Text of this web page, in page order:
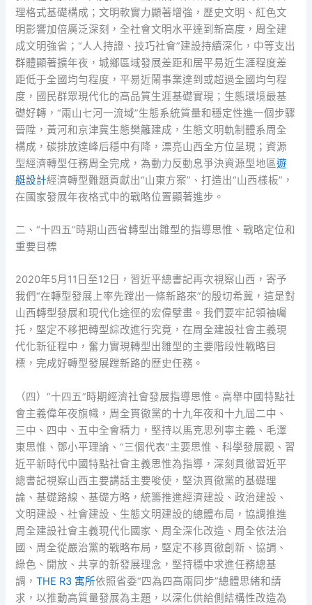
理格式基礎構成；文明軟實力顯著增強，歷史文明、紅色文
明影響加倍廣泛深刻，全社會文明水平達到新高度，周全建
成文明強省；“人人持證、技巧社會”建設持續深化，中等支出
群體顯著擴年夜，城鄉區域發展差距和居平易近生涯程度差
距低于全國均勻程度，平易近鬧事業達到或超過全國均勻程
度，國民群眾現代化的高品質生涯基礎實現；生態環境最基
礎好轉，“兩山七河一流域”生態系統質量和穩定性進一個步驟
晉陞，黃河和京津冀生態樊籬建成，生態文明軌制體系周全
構成，碳排放達峰后穩中有降，漂亮山西全方位呈現；資源
型經濟轉型任務周全完成，為動力反動息爭決資源型地區遊
艇設計經濟轉型難題貢獻出“山東方案”、打造出“山西樣板”，
在國家發展年夜格式中的戰略位置顯著進步。
二、“十四五”時期山西省轉型出雛型的指導思惟、戰略定位和
重要目標
2020年5月11日至12日，習近平總書記再次視察山西，寄予
我們“在轉型發展上率先蹚出一條新路來”的殷切希冀，這是對
山西轉型發展和現代化途徑的宏偉擘畫。我們要牢記領袖囑
托，堅定不移把轉型綜改進行究竟，在周全建設社會主義現
代化新征程中，奮力實現轉型出雛型的主要階段性戰略目
標，完成好轉型發展蹚新路的歷史任務。
（四）“十四五”時期經濟社會發展指導思惟。高舉中國特點社
會主義偉年夜旗幟，周全貫徹黨的十九年夜和十九屆二中、
三中、四中、五中全會精力，堅持以馬克思列寧主義、毛澤
東思惟、鄧小平理論、“三個代表”主要思惟、科學發展觀、習
近平新時代中國特點社會主義思惟為指導，深刻貫徹習近平
總書記視察山西主要講話主要唆使，堅決貫徹黨的基礎理
論、基礎路線、基礎方略，統籌推進經濟建設、政治建設、
文明建設、社會建設、生態文明建設的總體布局，協調推進
周全建設社會主義現代化國家、周全深化改造、周全依法治
國、周全從嚴治黨的戰略布局，堅定不移貫徹創新、協調、
綠色、開放、共享的新發展理念，堅持穩中求進任務總基
調，THE R3 寓所依照省委“四為四高兩同步”總體思緒和請
求，以推動高質量發展為主題，以深化供給側結構性改造為